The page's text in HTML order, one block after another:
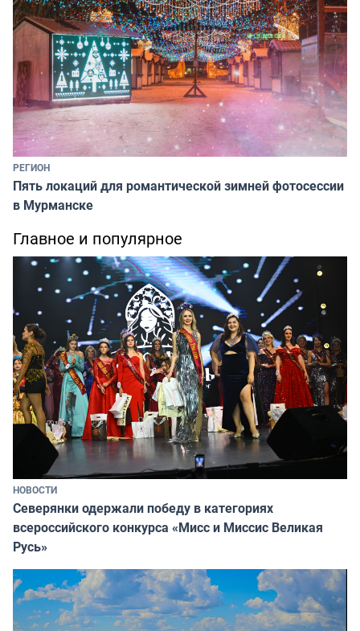
РЕГИОН
Пять локаций для романтической зимней фотосессии
в Мурманске
Главное и популярное
НОВОСТИ
Северянки одержали победу в категориях
всероссийского конкурса «Мисс и Миссис Великая
Русь»